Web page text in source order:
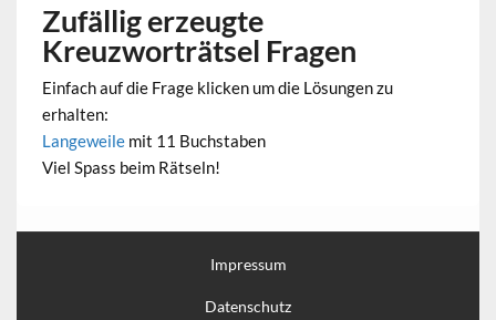
Zufällig erzeugte
Kreuzworträtsel Fragen
Einfach auf die Frage klicken um die Lösungen zu
erhalten:
Langeweile mit 11 Buchstaben
Viel Spass beim Rätseln!
Impressum
Datenschutz